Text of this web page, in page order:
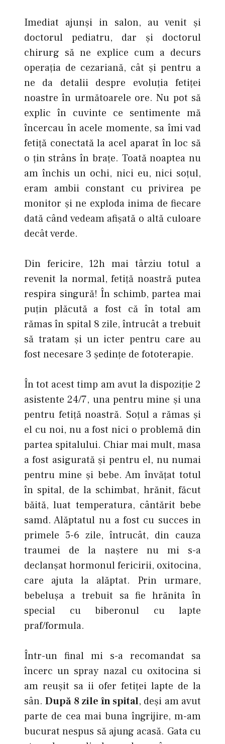
Imediat ajunși in salon, au venit şi
doctorul pediatru, dar şi doctorul
chirurg să ne explice cum a decurs
operația de cezariană, cât şi pentru a
ne da detalii despre evoluția fetiței
noastre în următoarele ore. Nu pot să
explic în cuvinte ce sentimente mă
încercau în acele momente, sa îmi vad
fetiță conectată la acel aparat în loc să
o țin strâns în brațe. Toată noaptea nu
am închis un ochi, nici eu, nici soțul,
eram ambii constant cu privirea pe
monitor şi ne exploda inima de fiecare
dată când vedeam afișată o altă culoare
decât verde.
Din fericire, 12h mai târziu totul a
revenit la normal, fetiță noastră putea
respira singură! În schimb, partea mai
puțin plăcută a fost că în total am
rămas în spital 8 zile, întrucât a trebuit
să tratam şi un icter pentru care au
fost necesare 3 ședințe de fototerapie.
În tot acest timp am avut la dispoziție 2
asistente 24/7, una pentru mine şi una
pentru fetiță noastră. Soțul a rămas şi
el cu noi, nu a fost nici o problemă din
partea spitalului. Chiar mai mult, masa
a fost asigurată şi pentru el, nu numai
pentru mine şi bebe. Am învățat totul
în spital, de la schimbat, hrănit, făcut
băită, luat temperatura, cântărit bebe
samd. Alăptatul nu a fost cu succes in
primele 5-6 zile, întrucât, din cauza
traumei de la naștere nu mi s-a
declanșat hormonul fericirii, oxitocina,
care ajuta la alăptat. Prin urmare,
bebeluşa a trebuit sa fie hrănita în
special cu biberonul cu lapte
praf/formula.
Într-un final mi s-a recomandat sa
încerc un spray nazal cu oxitocina si
am reușit sa ii ofer fetiței lapte de la
sân.După 8 zile în spital, deși am avut
parte de cea mai buna îngrijire, m-am
bucurat nespus să ajung acasă. Gata cu